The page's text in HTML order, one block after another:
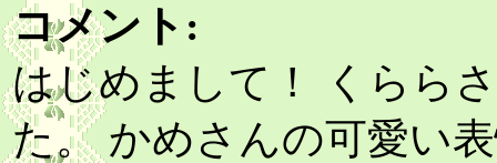
コメント:
はじめまして！ くらら
た。 かめさんの可愛い